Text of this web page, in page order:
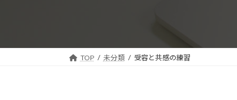
TOP 未分類 受容と共感の練習